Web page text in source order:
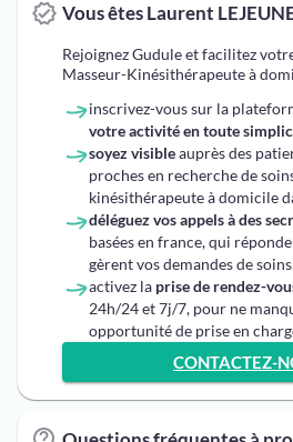
Vous êtes Laurent
Rejoignez Gudule et facilitez
Masseur-Kinésithérapeute à
inscrivez-vous sur la
votre activité en toute
soyez visibleauprès des
proches en recherche de
kinésithérapeute à domicile
déléguez vos appels à des
basées en france, qui
gèrent vos demandes de
activez la prise de rendez-
24h/24 et 7j/7, pour ne
opportunité de prise en
CONTACTEZ-